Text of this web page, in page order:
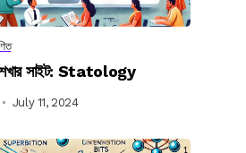
শেখার সাইট: Statology
July 11, 2024